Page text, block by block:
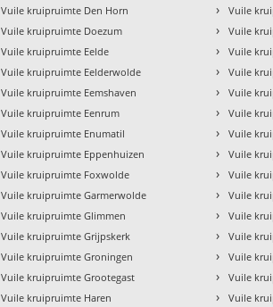
Vuile kruipruimte Den Horn
Vuile kruipruimte Doezum
Vuile kruipruimte Eelde
Vuile kruipruimte Eelderwolde
Vuile kruipruimte Eemshaven
Vuile kruipruimte Eenrum
Vuile kruipruimte Enumatil
Vuile kruipruimte Eppenhuizen
Vuile kruipruimte Foxwolde
Vuile kruipruimte Garmerwolde
Vuile kruipruimte Glimmen
Vuile kruipruimte Grijpskerk
Vuile kruipruimte Groningen
Vuile kruipruimte Grootegast
Vuile kruipruimte Haren
› Vuile
› Vuile
› Vuile
› Vuile
› Vuile
› Vuile
› Vuile
› Vuile
› Vuile
› Vuile
› Vuile
› Vuile
› Vuile
› Vuile
› Vuile